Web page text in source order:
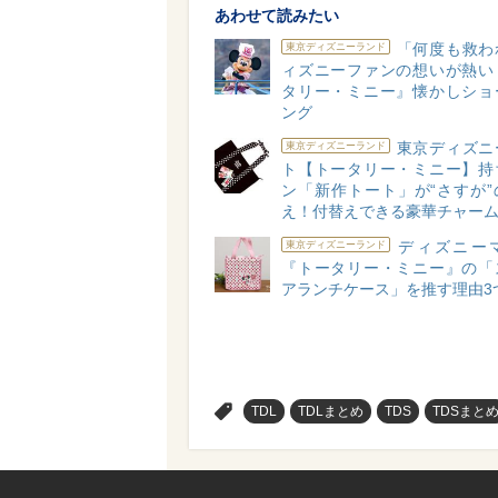
あわせて読みたい
東京ディズニーランド
「何度も救
ィズニーファンの想いが熱
タリー・ミニー』懐かしシ
ング
東京ディズニーランド
東京ディズ
ト【トータリー・ミニー】
ン「新作トート」が“さすが
え！付替えできる豪華チャー
東京ディズニーランド
ディズニー
『トータリー・ミニー』の
アランチケース」を推す理由3
TDL TDLまとめ TDS TDSまとめ